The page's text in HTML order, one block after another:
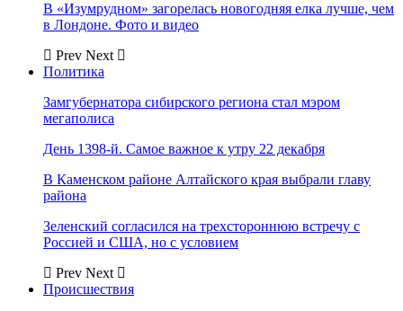
В «Изумрудном» загорелась новогодняя елка лучше, чем
в Лондоне. Фото и видео
Prev Next
Политика
Замгубернатора сибирского региона стал мэром
мегаполиса
День 1398-й. Самое важное к утру 22 декабря
В Каменском районе Алтайского края выбрали главу
района
Зеленский согласился на трехстороннюю встречу с
Россией и США, но с условием
Prev Next
Происшествия